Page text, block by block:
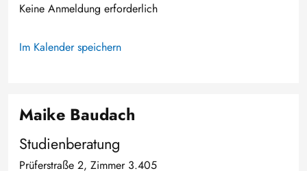
Keine Anmeldung erforderlich
Im Kalender speichern
Maike Baudach
Studienberatung
Prüferstraße 2, Zimmer 3.405